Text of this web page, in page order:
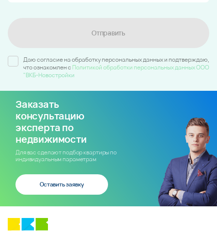
Отправить
Даю согласие на обработку персональных данных и подтверждаю,
что ознакомлен c Политикой обработки персональных данных ООО
"ВКБ-Новостройки
Заказать
консультацию
эксперта по
недвижимости
Для вас сделают подбор квартиры по
индивидуальным параметрам
Оставить заявку